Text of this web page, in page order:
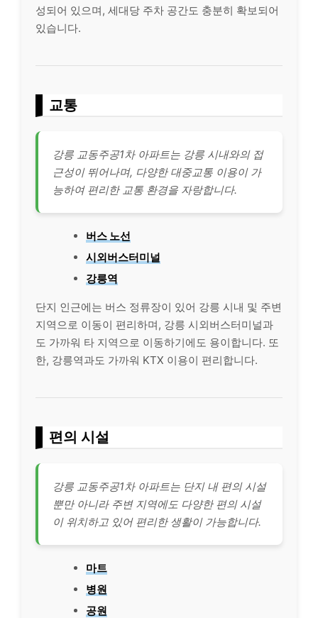
성되어 있으며, 세대당 주차 공간도 충분히 확보되어
있습니다.
교통
강릉 교동주공1차 아파트는 강릉 시내와의 접
근성이 뛰어나며, 다양한 대중교통 이용이 가
능하여 편리한 교통 환경을 자랑합니다.
버스 노선
시외버스터미널
강릉역
단지 인근에는 버스 정류장이 있어 강릉 시내 및 주변
지역으로 이동이 편리하며, 강릉 시외버스터미널과
도 가까워 타 지역으로 이동하기에도 용이합니다. 또
한, 강릉역과도 가까워 KTX 이용이 편리합니다.
편의 시설
강릉 교동주공1차 아파트는 단지 내 편의 시설
뿐만 아니라 주변 지역에도 다양한 편의 시설
이 위치하고 있어 편리한 생활이 가능합니다.
마트
병원
공원